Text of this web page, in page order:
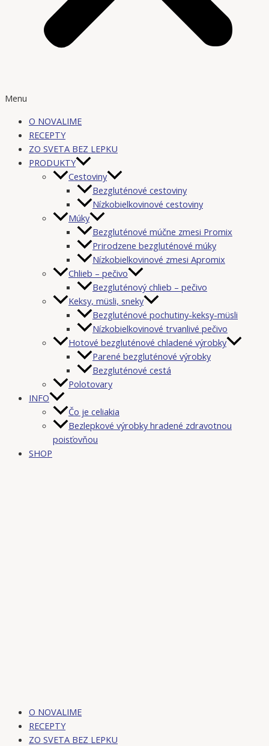
Menu
O NOVALIME
RECEPTY
ZO SVETA BEZ LEPKU
PRODUKTY
Cestoviny
Bezgluténové cestoviny
Nízkobielkovinové cestoviny
Múky
Bezgluténové múčne zmesi Promix
Prirodzene bezgluténové múky
Nízkobielkovinové zmesi Apromix
Chlieb – pečivo
Bezgluténový chlieb – pečivo
Keksy, müsli, sneky
Bezgluténové pochutiny-keksy-müsli
Nízkobielkovinové trvanlivé pečivo
Hotové bezgluténové chladené výrobky
Parené bezgluténové výrobky
Bezgluténové cestá
Polotovary
INFO
Čo je celiakia
Bezlepkové výrobky hradené zdravotnou
poisťovňou
SHOP
O NOVALIME
RECEPTY
ZO SVETA BEZ LEPKU